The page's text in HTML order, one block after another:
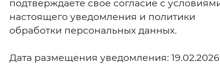
подтверждаете свое согласие с
настоящего уведомления и политики
обработки персональных данных.
Дата размещения уведомления: 19.02.2026